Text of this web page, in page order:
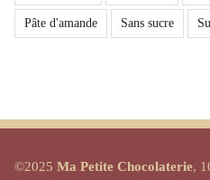
Pâte d'amande Sans sucre
©2025 Ma Petite Chocolaterie,